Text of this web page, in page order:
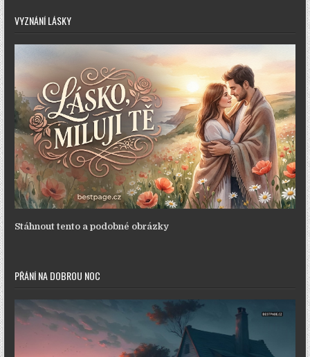
VYZNÁNÍ LÁSKY
Stáhnout tento a podobné obrázky
PŘÁNÍ NA DOBROU NOC